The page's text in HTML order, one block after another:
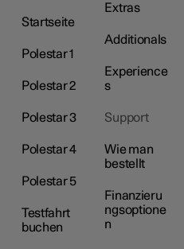
Startseite
Polestar 1
Polestar 2
Polestar 3
Polestar 4
Polestar 5
Testfahrt
buchen
Extras
Additionals
Experience
s
Support
Wie man
bestellt
Finanzieru
ngsoptione
n